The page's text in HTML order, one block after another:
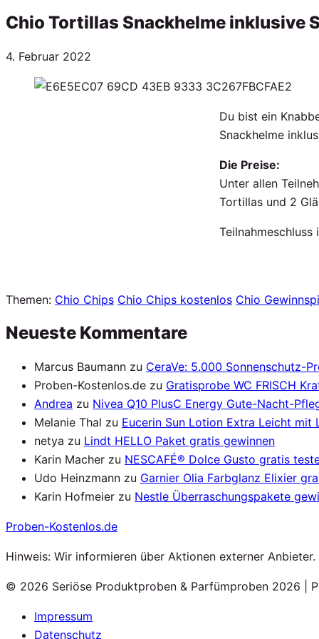
Chio Tortillas Snackhelme inklusive
Veröffentlicht
4. Februar 2022
Du bist ein
Snackhelme
Die Preise:
Unter allen
Tortillas und 2
Themen: Chio Chips Chio Chips kostenlos Chio
Neueste Kommentare
Marcus Baumann zu CeraVe: 5.000 Sonnenschutz-
Proben-Kostenlos.de zu Gratisprobe WC FRISCH
Andrea zu Nivea Q10 PlusC Energy Gute-Nacht-
Melanie Thal zu Eucerin Sun Lotion Extra Leicht mit
netya zu Lindt HELLO Paket gratis gewinnen
Karin Macher zu NESCAFÉ® Dolce Gusto gratis
Udo Heinzmann zu Garnier Olia Farbglanz Elixier
Karin Hofmeier zu Nestle Überraschungspakete
Proben-Kostenlos.de
Hinweis: Wir informieren über Aktionen externer
© 2026 Seriöse Produktproben & Parfümproben 2026 |
Impressum
Datenschutz